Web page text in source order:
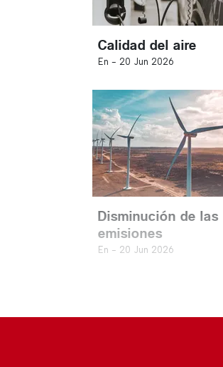
Calidad del aire
En - 20 Jun 2026
Disminución de las
emisiones
En - 20 Jun 2026